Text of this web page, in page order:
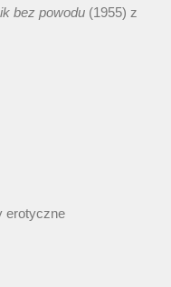
bez powodu (1955) z
erotyczne